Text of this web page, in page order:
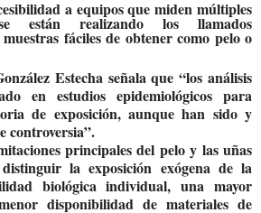
a equipos que miden múltiples
están realizando los llamados
fáciles de obtener como pelo o
Estecha señala que “los análisis
en estudios epidemiológicos para
de exposición, aunque han sido y
controversia”.
principales del pelo y las uñas
la exposición exógena de la
biológica individual, una mayor
disponibilidad de materiales de